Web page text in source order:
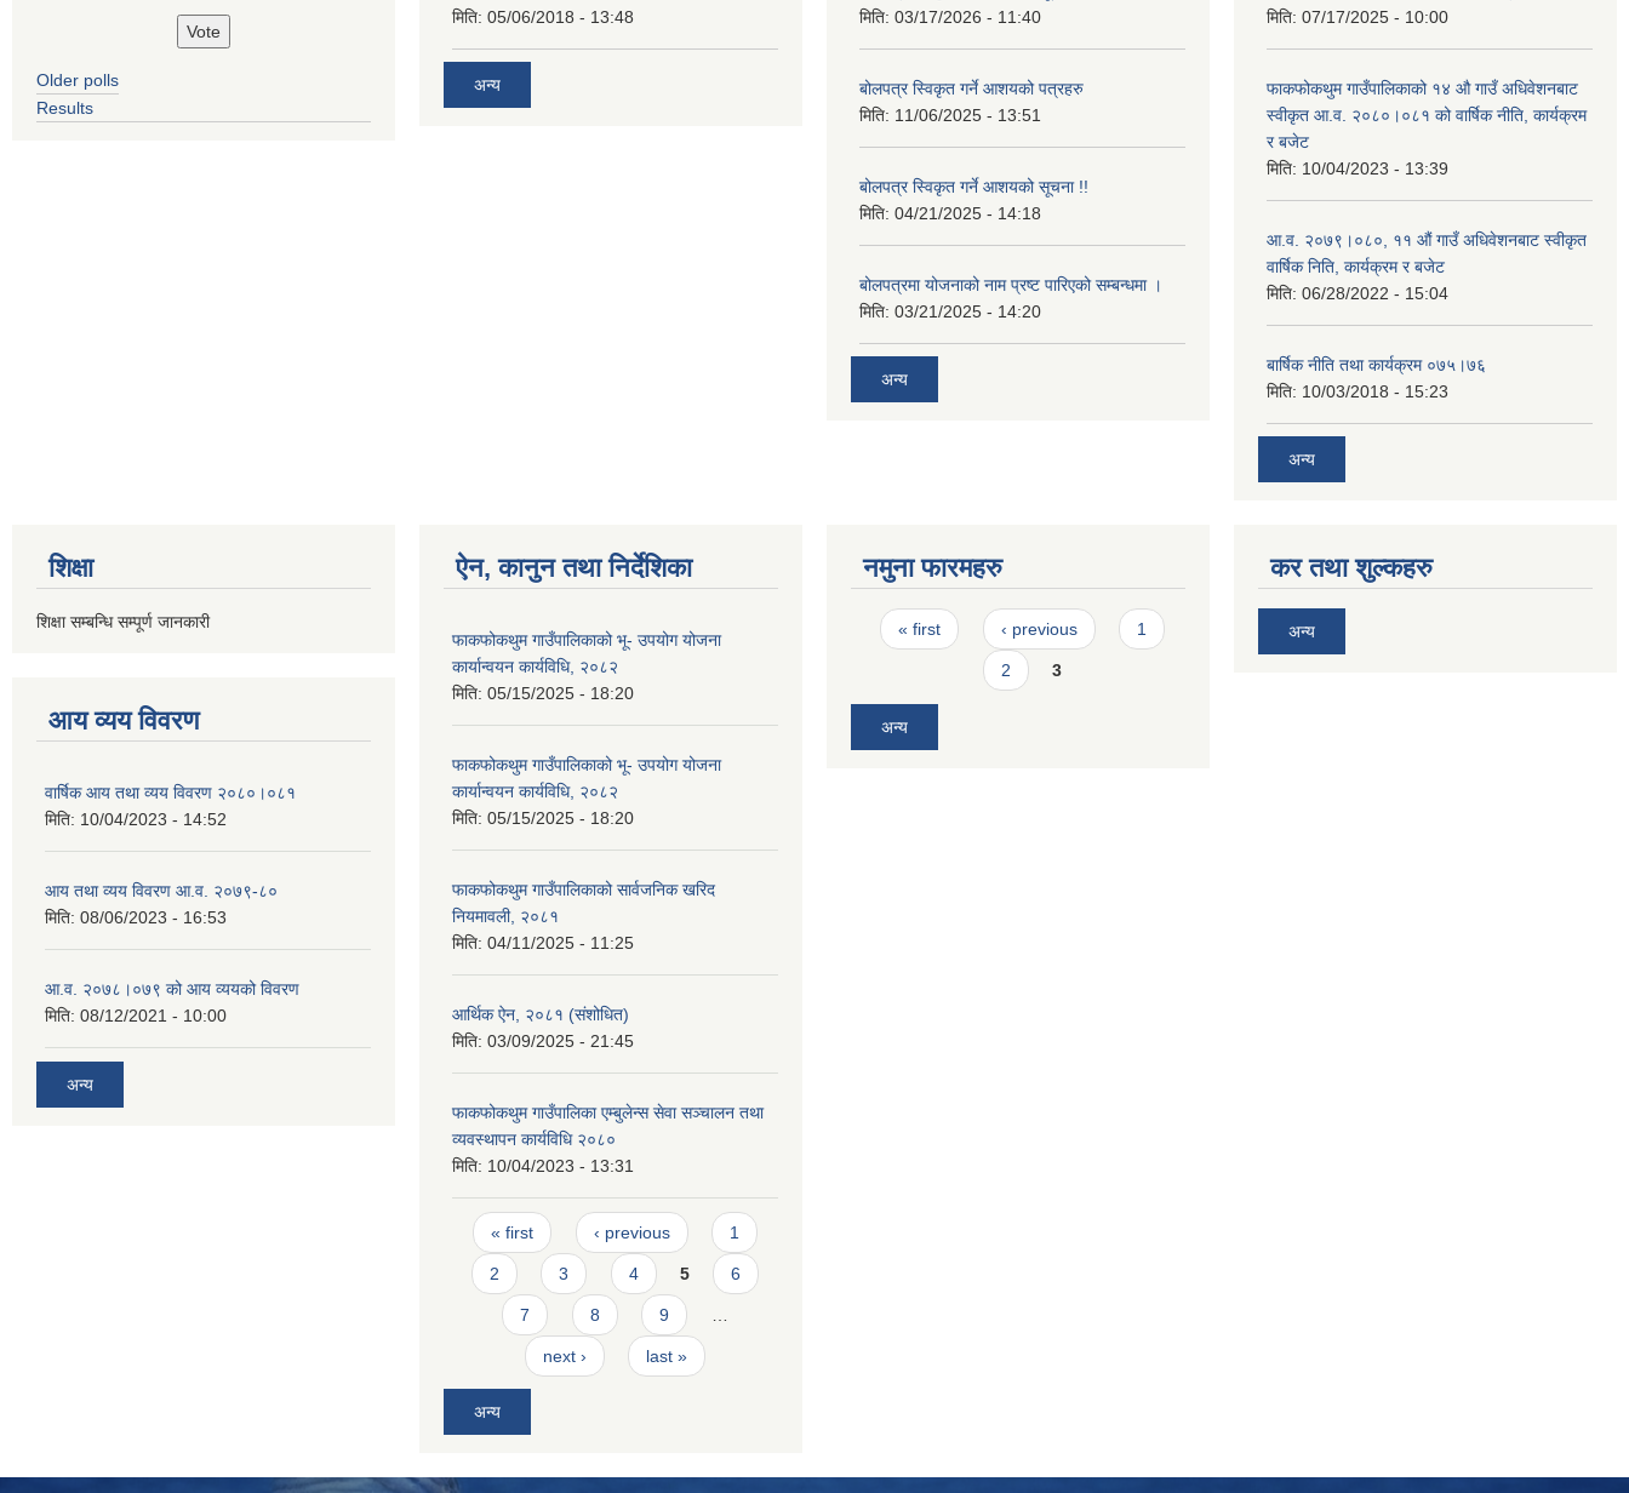
Older polls
Results
मिति: 05/06/2018 - 13:48
अन्य
मिति: 03/17/2026 - 11:40
बोलपत्र स्विकृत गर्ने आशयको पत्रहरु
मिति: 11/06/2025 - 13:51
बोलपत्र स्विकृत गर्ने आशयको सूचना !!
मिति: 04/21/2025 - 14:18
बोलपत्रमा योजनाको नाम प्रष्ट पारिएको सम्बन्धमा ।
मिति: 03/21/2025 - 14:20
अन्य
मिति: 07/17/2025 - 10:00
फाकफोकथुम गाउँपालिकाको १४ औ गाउँ अधिवेशनबाट
स्वीकृत आ.व. २०८०।०८१ को वार्षिक नीति, कार्यक्रम
र बजेट
मिति: 10/04/2023 - 13:39
आ.व. २०७९।०८०, ११ औं गाउँ अधिवेशनबाट स्वीकृत
वार्षिक निति, कार्यक्रम र बजेट
मिति: 06/28/2022 - 15:04
बार्षिक नीति तथा कार्यक्रम ०७५।७६
मिति: 10/03/2018 - 15:23
अन्य
शिक्षा
शिक्षा सम्बन्धि सम्पूर्ण जानकारी
आय व्यय विवरण
वार्षिक आय तथा व्यय विवरण २०८०।०८१
मिति: 10/04/2023 - 14:52
आय तथा व्यय विवरण आ.व. २०७९-८०
मिति: 08/06/2023 - 16:53
आ.व. २०७८।०७९ को आय व्ययको विवरण
मिति: 08/12/2021 - 10:00
अन्य
ऐन, कानुन तथा निर्देशिका
फाकफोकथुम गाउँपालिकाको भू- उपयोग योजना
कार्यान्वयन कार्यविधि, २०८२
मिति: 05/15/2025 - 18:20
फाकफोकथुम गाउँपालिकाको भू- उपयोग योजना
कार्यान्वयन कार्यविधि, २०८२
मिति: 05/15/2025 - 18:20
फाकफोकथुम गाउँपालिकाको सार्वजनिक खरिद
नियमावली, २०८१
मिति: 04/11/2025 - 11:25
आर्थिक ऐन, २०८१ (संशोधित)
मिति: 03/09/2025 - 21:45
फाकफोकथुम गाउँपालिका एम्बुलेन्स सेवा सञ्चालन तथा
व्यवस्थापन कार्यविधि २०८०
मिति: 10/04/2023 - 13:31
Pages
« first ‹ previous 1
2 3 4 5 6
7 8 9
next › last »
अन्य
नमुना फारमहरु
Pages
« first ‹ previous 1
2 3
अन्य
कर तथा शुल्कहरु
अन्य